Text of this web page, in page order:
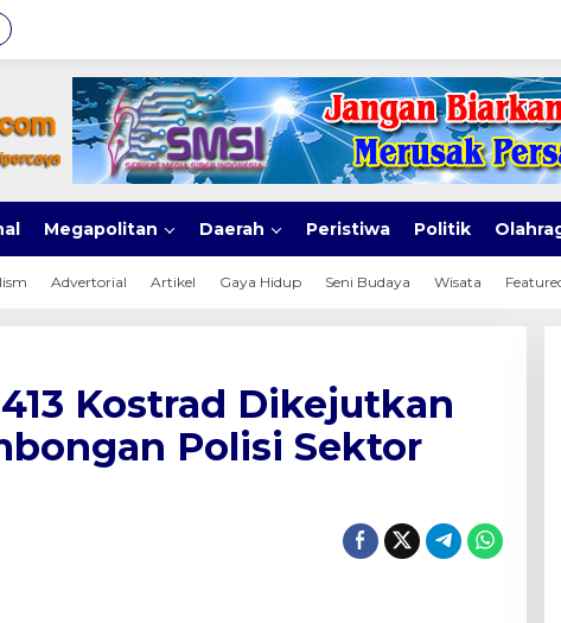
Megapolitan Daerah Peristiwa Politik
Advertorial Artikel Gaya Hidup Seni Budaya Wisata
Kostrad Dikejutkan
Polisi Sektor